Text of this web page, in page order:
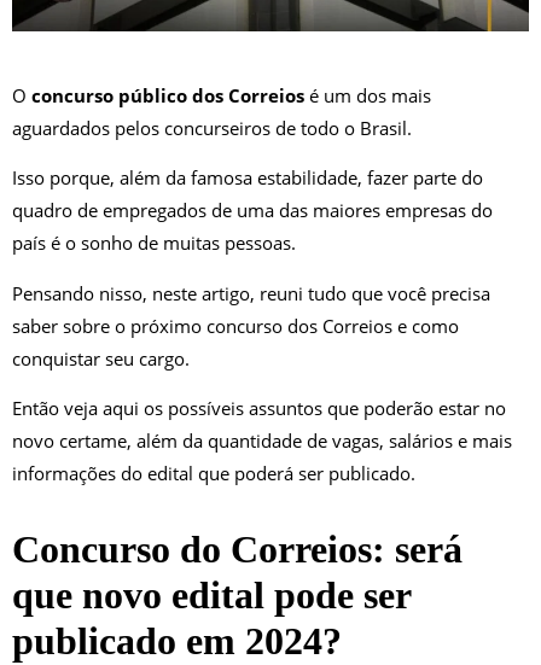
O concurso público dos Correios é um dos mais
aguardados pelos concurseiros de todo o Brasil.
Isso porque, além da famosa estabilidade, fazer parte do
quadro de empregados de uma das maiores empresas do
país é o sonho de muitas pessoas.
Pensando nisso, neste artigo, reuni tudo que você precisa
saber sobre o próximo concurso dos Correios e como
conquistar seu cargo.
Então veja aqui os possíveis assuntos que poderão estar no
novo certame, além da quantidade de vagas, salários e mais
informações do edital que poderá ser publicado.
Concurso do Correios: será
que novo edital pode ser
publicado em 2024?